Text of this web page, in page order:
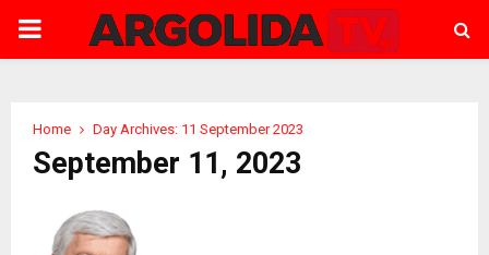
PRIMARY
Home Day Archives: 11 September 2023
September 11, 2023